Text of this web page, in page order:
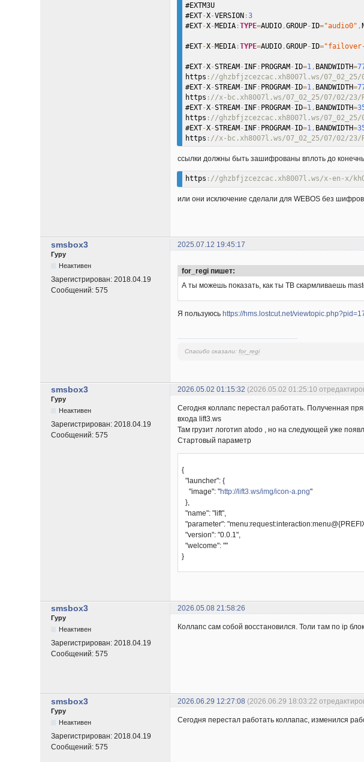
#EXTM3U
#EXT-X-VERSION:3
#EXT-X-MEDIA:TYPE=AUDIO,GROUP- ID="audio0" ,
#EXT-X-MEDIA:TYPE=AUDIO,GROUP- ID=
#EXT-X-STREAM- INF: PROGRAM- ID=1 , BANDWIDTH=
https ://ghzbfjzcezcac.xh8007l.ws/07_02_25/07/
#EXT-X-STREAM- INF: PROGRAM- ID=1 , BANDWIDTH=
https ://x-bc.xh8007l.ws/07_02_25/07/02/23/
#EXT-X-STREAM- INF: PROGRAM- ID=1 , BANDWIDTH=
https ://ghzbfjzcezcac.xh8007l.ws/07_02_25/07/
#EXT-X-STREAM- INF: PROGRAM- ID=1 , BANDWIDTH=
https ://x-bc.xh8007l.ws/07_02_25/07/02/23/
ссылки должны быть зашифрованы вплоть до
https ://ghzbfjzcezcac.xh8007l.ws/x-en-x/
или они исключение сделали для WEBOS без
smsbox3 2025.07.12 19:45:17
Гуру
Неактивен
Зарегистрирован:2018.04.19
Сообщений:575
for_regi пишет:
А ты можешь показать, как ты ТВ скармливаешь
Я пользуюсьhttps://hms.lostcut.net/
Спасибо сказали:for_regi
smsbox3 2026.05.02 01:15:32 (2026.05.02 01:25:10
Гуру
Неактивен
Зарегистрирован:2018.04.19
Сообщений:575
Сегодня коллапс перестал работать. Полученная
входа lift3.ws
Там грузит логотип atodo , но на следующей уже
Стартовый параметр
{
"launcher": {
"image": "http://lift3.ws/img/icon-a.png"
},
"name": "lift",
"parameter":
"version": "0.0.1",
"welcome": ""
}
smsbox3 2026.05.08 21:58:26
Гуру
Неактивен
Зарегистрирован:2018.04.19
Сообщений:575
Коллапс сам собой восстановился. Толи там по ip
smsbox3 2026.06.29 12:27:08 (2026.06.29 18:03:22
Гуру
Неактивен
Зарегистрирован:2018.04.19
Сообщений:575
Сегодня перестал работать коллапас, изменился